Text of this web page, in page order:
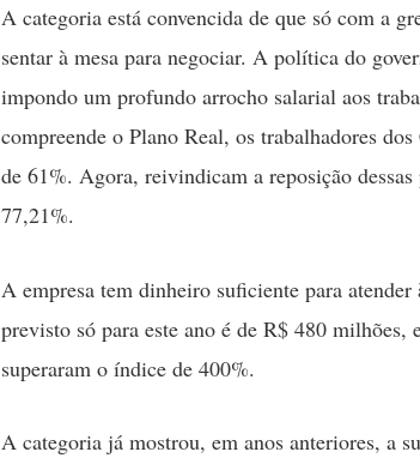
A categoria está convencida de que só com a
sentar à mesa para negociar. A política do
impondo um profundo arrocho salarial aos
compreende o Plano Real, os trabalhadores
de 61%. Agora, reivindicam a reposição
77,21%.
A empresa tem dinheiro suficiente para
previsto só para este ano é de R$ 480 milhões,
superaram o índice de 400%.
A categoria já mostrou, em anos anteriores, a